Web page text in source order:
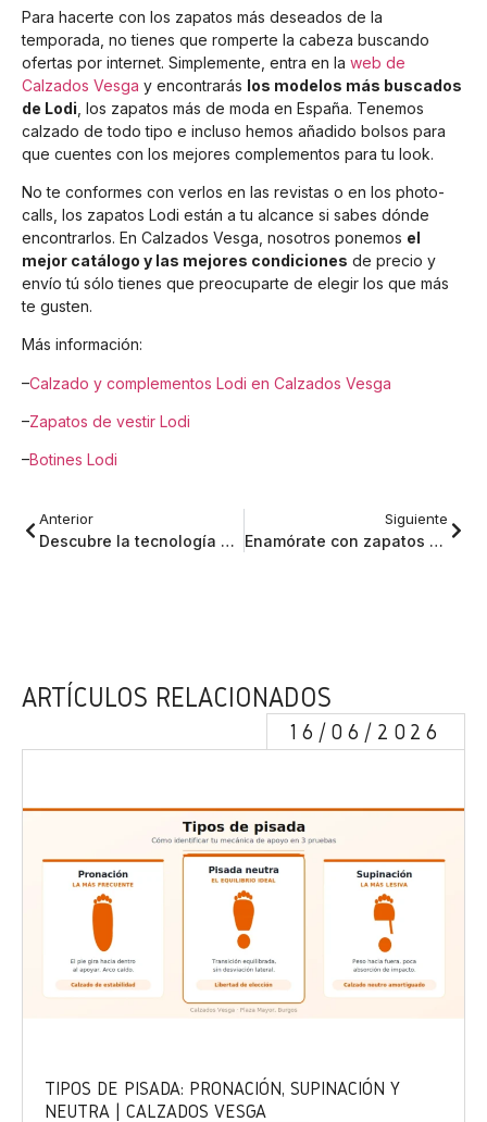
Para hacerte con los zapatos más deseados de la
temporada, no tienes que romperte la cabeza buscando
ofertas por internet. Simplemente, entra en la web de
Calzados Vesga y encontrarás los modelos más buscados
de Lodi , los zapatos más de moda en España. Tenemos
calzado de todo tipo e incluso hemos añadido bolsos para
que cuentes con los mejores complementos para tu look.
No te conformes con verlos en las revistas o en los photo-
calls, los zapatos Lodi están a tu alcance si sabes dónde
encontrarlos. En Calzados Vesga, nosotros ponemos el
mejor catálogo y las mejores condiciones de precio y
envío tú sólo tienes que preocuparte de elegir los que más
te gusten.
Más información:
–Calzado y complementos Lodi en Calzados Vesga
–Zapatos de vestir Lodi
–Botines Lodi
Anterior
Descubre la tecnología Gore Tex
Siguiente
Enamórate con zapatos Martinelli
ARTÍCULOS RELACIONADOS
16/06/2026
TIPOS DE PISADA: PRONACIÓN, SUPINACIÓN Y
NEUTRA | CALZADOS VESGA